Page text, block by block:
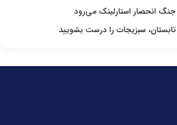
تابستان، سبزیجات را درست بشویید